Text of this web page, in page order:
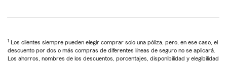
1 Los clientes siempre pueden elegir comprar solo una póliza, pero, en ese caso, el
descuento por dos o más compras de diferentes líneas de seguro no se aplicará.
Los ahorros, nombres de los descuentos, porcentajes, disponibilidad y elegibilidad